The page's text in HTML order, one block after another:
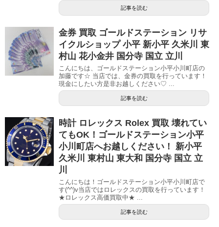
記事を読む
金券 買取 ゴールドステーション リサ
イクルショップ 小平 新小平 久米川 東
村山 花小金井 国分寺 国立 立川
こんにちは、ゴールドステーション小平小川町店の
加藤です☆ 当店では、金券の買取を行っています！
現金にしたい方是非お越しください♡ ...
記事を読む
時計 ロレックス Rolex 買取 壊れてい
てもOK！ゴールドステーション小平
小川町店へお越しください！ 新小平
久米川 東村山 東大和 国分寺 国立 立
川
こんにちは！ゴールドステーション小平小川町店で
す(^^)v当店ではロレックスの買取を行っています！
★ロレックス高価買取中★ ...
記事を読む